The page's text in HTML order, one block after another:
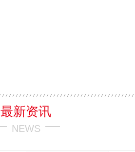
最新资讯
NEWS